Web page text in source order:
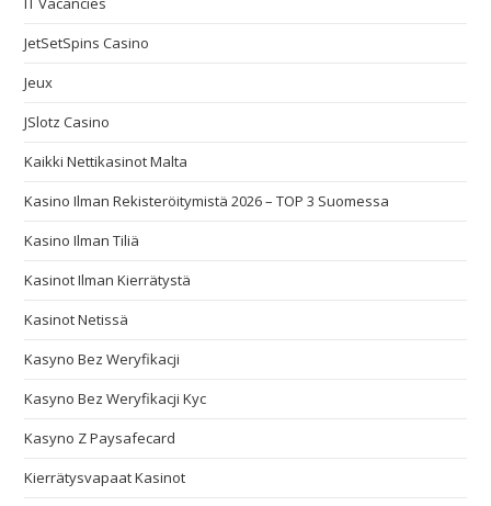
JetSetSpins Casino
Jeux
JSlotz Casino
Kaikki Nettikasinot Malta
Kasino Ilman Rekisteröitymistä 2026 – TOP 3 Suomessa
Kasino Ilman Tiliä
Kasinot Ilman Kierrätystä
Kasinot Netissä
Kasyno Bez Weryfikacji
Kasyno Bez Weryfikacji Kyc
Kasyno Z Paysafecard
Kierrätysvapaat Kasinot